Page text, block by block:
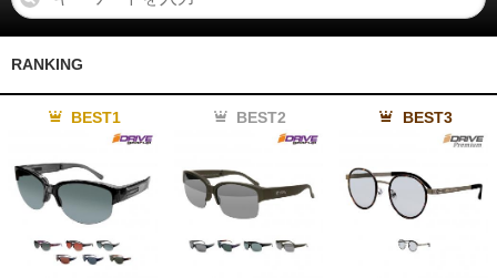
RANKING
BEST1 BEST2 BEST3